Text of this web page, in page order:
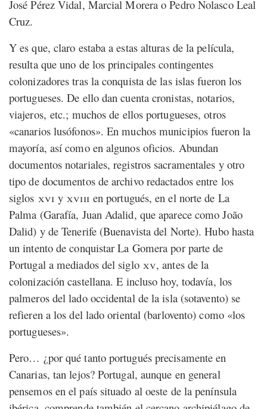
José Pérez Vidal, Marcial Morera o Pedro Nolasco Leal
Cruz.
Y es que, claro estaba a estas alturas de la película,
resulta que uno de los principales contingentes
colonizadores tras la conquista de las islas fueron los
portugueses. De ello dan cuenta cronistas, notarios,
viajeros, etc.; muchos de ellos portugueses, otros
«canarios lusófonos». En muchos municipios fueron la
mayoría, así como en algunos oficios. Abundan
documentos notariales, registros sacramentales y otro
tipo de documentos de archivo redactados entre los
siglos xviyxviiien portugués, en el norte de La
Palma (Garafía, Juan Adalid, que aparece como João
Dalid) y de Tenerife (Buenavista del Norte). Hubo hasta
un intento de conquistar La Gomera por parte de
Portugal a mediados del siglo xv, antes de la
colonización castellana. E incluso hoy, todavía, los
palmeros del lado occidental de la isla (sotavento) se
refieren a los del lado oriental (barlovento) como «los
portugueses».
Pero… ¿por qué tanto portugués precisamente en
Canarias, tan lejos? Portugal, aunque en general
pensemos en el país situado al oeste de la península